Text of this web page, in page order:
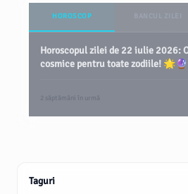
HOROSCOP
Horoscopul zilei de 22 iulie 2026:
cosmice pentru toate zodiile! 🌟🔮
2 săptămâni în urmă
Taguri